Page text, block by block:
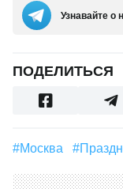
Узнавайте о
ПОДЕЛИТЬСЯ
#Москва